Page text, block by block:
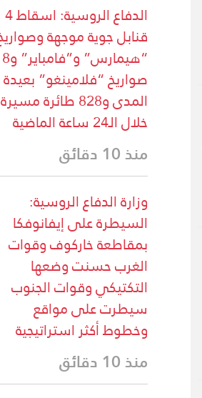
الدفاع الروسية: اسقاط 4
قنابل جوية موجهة
“هيمارس” و”فامباير” و8
صواريخ “فلامينغو” بعيدة
المدى و828 طائرة مسيرة
خلال الـ24 ساعة الماضية
منذ 10 دقائق
وزارة الدفاع الروسية:
السيطرة على إيفانوفكا
بمقاطعة خاركوف وقوات
الغرب حسنت وضعها
التكتيكي وقوات الجنوب
سيطرت على مواقع
وخطوط أكثر استراتيجية
منذ 10 دقائق